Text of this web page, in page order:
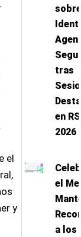
el
y
tras
en
2026
el
a los